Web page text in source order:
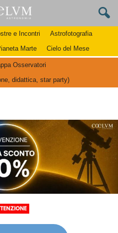
e Incontri
Astrofotografia
Marte Cielo del Mese
Osservatori
didattica, star party)